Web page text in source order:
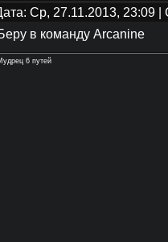
Ср, 27.11.2013, 23:09
в команду Arcanine
6 путей